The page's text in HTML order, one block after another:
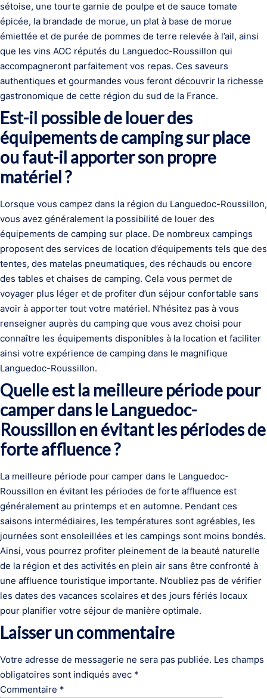
sétoise, une tourte garnie de poulpe et de sauce tomate
épicée, la brandade de morue, un plat à base de morue
émiettée et de purée de pommes de terre relevée à l’ail, ainsi
que les vins AOC réputés du Languedoc-Roussillon qui
accompagneront parfaitement vos repas. Ces saveurs
authentiques et gourmandes vous feront découvrir la richesse
gastronomique de cette région du sud de la France.
Est-il possible de louer des
équipements de camping sur place
ou faut-il apporter son propre
matériel ?
Lorsque vous campez dans la région du Languedoc-Roussillon,
vous avez généralement la possibilité de louer des
équipements de camping sur place. De nombreux campings
proposent des services de location d’équipements tels que des
tentes, des matelas pneumatiques, des réchauds ou encore
des tables et chaises de camping. Cela vous permet de
voyager plus léger et de profiter d’un séjour confortable sans
avoir à apporter tout votre matériel. N’hésitez pas à vous
renseigner auprès du camping que vous avez choisi pour
connaître les équipements disponibles à la location et faciliter
ainsi votre expérience de camping dans le magnifique
Languedoc-Roussillon.
Quelle est la meilleure période pour
camper dans le Languedoc-
Roussillon en évitant les périodes de
forte affluence ?
La meilleure période pour camper dans le Languedoc-
Roussillon en évitant les périodes de forte affluence est
généralement au printemps et en automne. Pendant ces
saisons intermédiaires, les températures sont agréables, les
journées sont ensoleillées et les campings sont moins bondés.
Ainsi, vous pourrez profiter pleinement de la beauté naturelle
de la région et des activités en plein air sans être confronté à
une affluence touristique importante. N’oubliez pas de vérifier
les dates des vacances scolaires et des jours fériés locaux
pour planifier votre séjour de manière optimale.
Laisser un commentaire
Votre adresse de messagerie ne sera pas publiée. Les champs
obligatoires sont indiqués avec *
Commentaire *